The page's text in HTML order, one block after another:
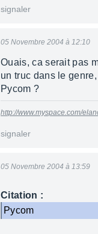
signaler
05 Novembre 2004 à 12:10
Ouais, ca serait pas
un truc dans le genre,
Pycom ?
http://www.myspace.com/
signaler
05 Novembre 2004 à 13:59
Citation :
Pycom